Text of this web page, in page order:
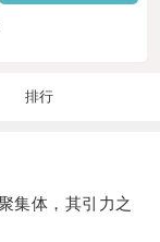
排行
体，其引力之